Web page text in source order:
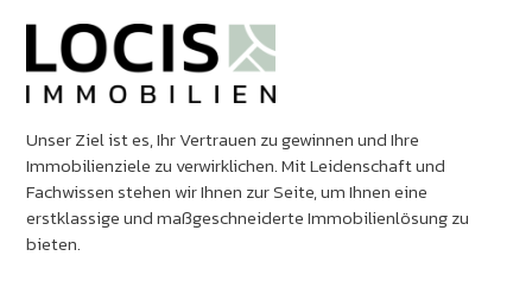
Unser Ziel ist es, Ihr Vertrauen zu gewinnen und Ihre
Immobilienziele zu verwirklichen. Mit Leidenschaft und
Fachwissen stehen wir Ihnen zur Seite, um Ihnen eine
erstklassige und maßgeschneiderte Immobilienlösung zu
bieten.